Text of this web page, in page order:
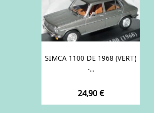
SIMCA 1100 DE 1968 (VERT)
-...
Prix
24,90 €